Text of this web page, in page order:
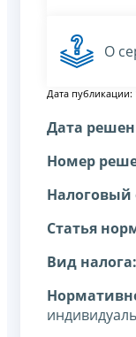
О
Дата публикации:
Дата
Номер
Статья
Вид налога: